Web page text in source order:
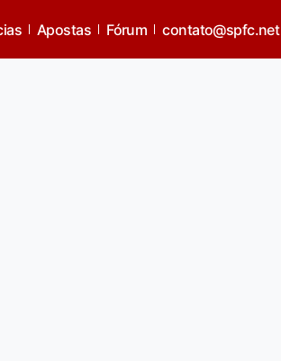
Apostas Fórum contato@spfc.net